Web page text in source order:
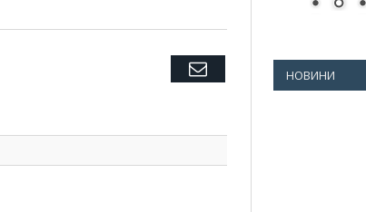
Twitter
Facebook
Google+
Pinterest
LinkedIn
TumblrEmail НОВИНИ